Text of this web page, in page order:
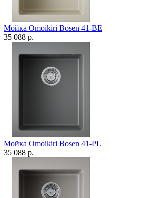
Мойка Omoikiri Bosen 41-BE
35 088 р.
Мойка Omoikiri Bosen 41-PL
35 088 р.